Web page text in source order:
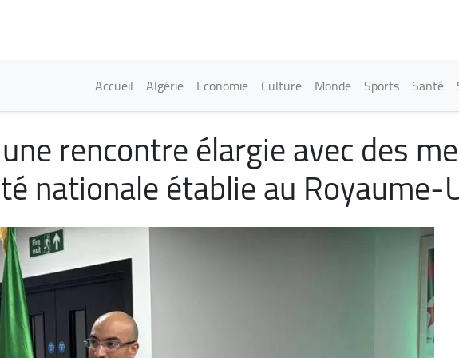
Main navigation
Accueil Algérie Economie Culture Monde Sports Santé
rencontre élargie avec des
nationale établie au Royaume-